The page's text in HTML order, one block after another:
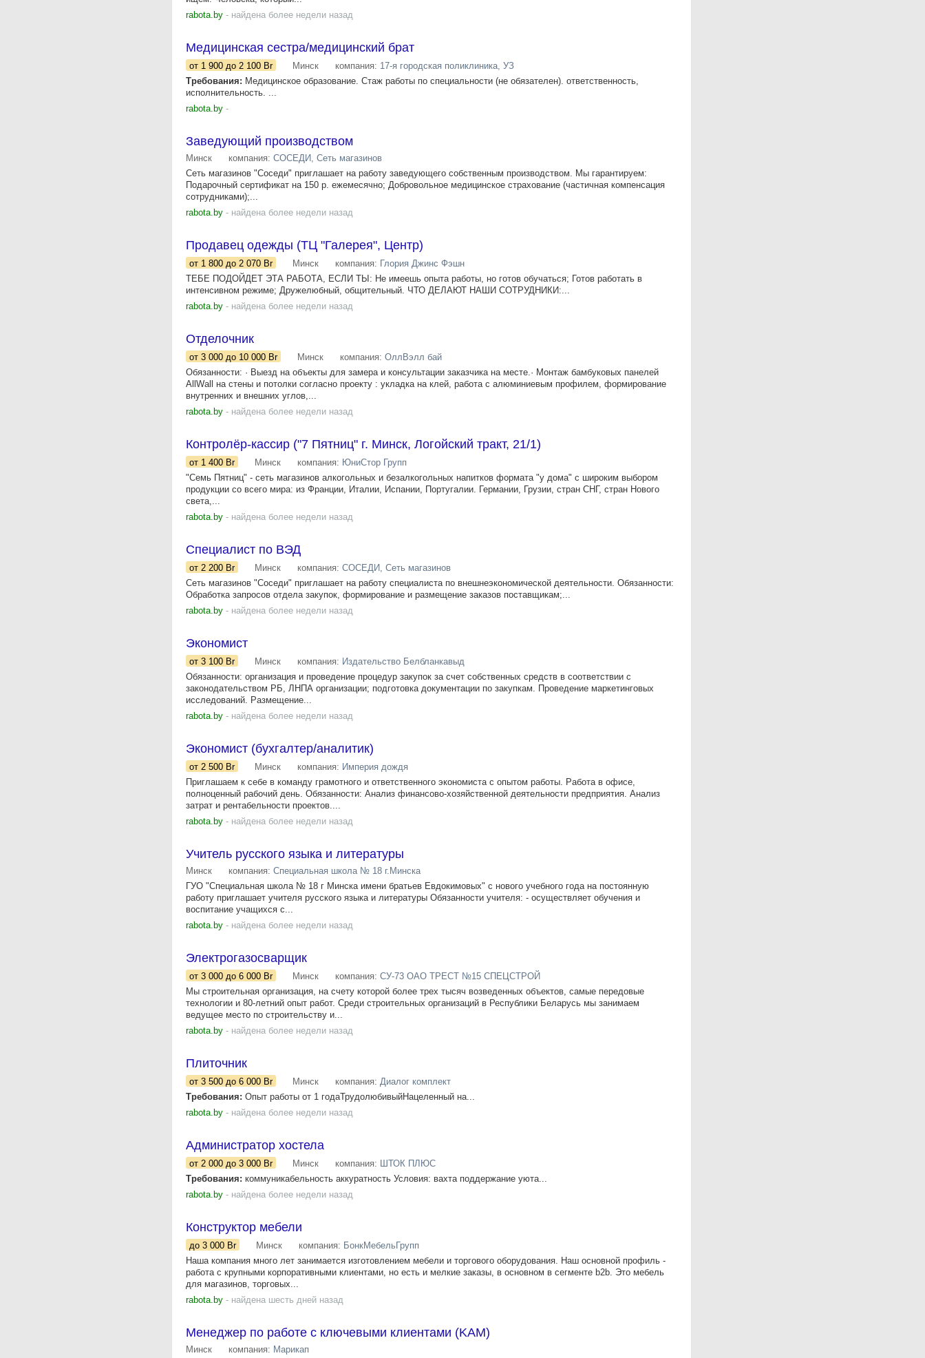
rabota.by - найдена более недели назад
Медицинская сестра/медицинский брат
от 1 900 до 2 100 Br Минск компания: 17-я городская поликлиника, УЗ
Требования: Медицинское образование. Стаж работы по специальности (не обязателен). ответственность,
исполнительность. ...
rabota.by -
Заведующий производством
Минск компания: СОСЕДИ, Сеть магазинов
Сеть магазинов "Соседи" приглашает на работу заведующего собственным производством. Мы гарантируем:
Подарочный сертификат на 150 р. ежемесячно; Добровольное медицинское страхование (частичная компенсация
сотрудниками);...
rabota.by - найдена более недели назад
Продавец одежды (ТЦ "Галерея", Центр)
от 1 800 до 2 070 Br Минск компания: Глория Джинс Фэшн
ТЕБЕ ПОДОЙДЕТ ЭТА РАБОТА, ЕСЛИ ТЫ: Не имеешь опыта работы, но готов обучаться; Готов работать в
интенсивном режиме; Дружелюбный, общительный. ЧТО ДЕЛАЮТ НАШИ СОТРУДНИКИ:...
rabota.by - найдена более недели назад
Отделочник
от 3 000 до 10 000 Br Минск компания: ОллВэлл бай
Обязанности: · Выезд на объекты для замера и консультации заказчика на месте.· Монтаж бамбуковых панелей
AllWall на стены и потолки согласно проекту : укладка на клей, работа с алюминиевым профилем, формирование
внутренних и внешних углов,...
rabota.by - найдена более недели назад
Контролёр-кассир ("7 Пятниц" г. Минск, Логойский тракт, 21/1)
от 1 400 Br Минск компания: ЮниСтор Групп
"Семь Пятниц" - сеть магазинов алкогольных и безалкогольных напитков формата "у дома" с широким выбором
продукции со всего мира: из Франции, Италии, Испании, Португалии. Германии, Грузии, стран СНГ, стран Нового
света,...
rabota.by - найдена более недели назад
Специалист по ВЭД
от 2 200 Br Минск компания: СОСЕДИ, Сеть магазинов
Сеть магазинов "Соседи" приглашает на работу специалиста по внешнеэкономической деятельности. Обязанности:
Обработка запросов отдела закупок, формирование и размещение заказов поставщикам;...
rabota.by - найдена более недели назад
Экономист
от 3 100 Br Минск компания: Издательство Белбланкавыд
Обязанности: организация и проведение процедур закупок за счет собственных средств в соответствии с
законодательством РБ, ЛНПА организации; подготовка документации по закупкам. Проведение маркетинговых
исследований. Размещение...
rabota.by - найдена более недели назад
Экономист (бухгалтер/аналитик)
от 2 500 Br Минск компания: Империя дождя
Приглашаем к себе в команду грамотного и ответственного экономиста с опытом работы. Работа в офисе,
полноценный рабочий день. Обязанности: Анализ финансово-хозяйственной деятельности предприятия. Анализ
затрат и рентабельности проектов....
rabota.by - найдена более недели назад
Учитель русского языка и литературы
Минск компания: Специальная школа № 18 г.Минска
ГУО "Специальная школа № 18 г Минска имени братьев Евдокимовых" с нового учебного года на постоянную
работу приглашает учителя русского языка и литературы Обязанности учителя: - осуществляет обучения и
воспитание учащихся с...
rabota.by - найдена более недели назад
Электрогазосварщик
от 3 000 до 6 000 Br Минск компания: СУ-73 ОАО ТРЕСТ №15 СПЕЦСТРОЙ
Мы строительная организация, на счету которой более трех тысяч возведенных объектов, самые передовые
технологии и 80-летний опыт работ. Среди строительных организаций в Республики Беларусь мы занимаем
ведущее место по строительству и...
rabota.by - найдена более недели назад
Плиточник
от 3 500 до 6 000 Br Минск компания: Диалог комплект
Требования: Опыт работы от 1 годаТрудолюбивыйНацеленный на...
rabota.by - найдена более недели назад
Администратор хостела
от 2 000 до 3 000 Br Минск компания: ШТОК ПЛЮС
Требования: коммуникабельность аккуратность Условия: вахта поддержание уюта...
rabota.by - найдена более недели назад
Конструктор мебели
до 3 000 Br Минск компания: БонкМебельГрупп
Наша компания много лет занимается изготовлением мебели и торгового оборудования. Наш основной профиль -
работа с крупными корпоративными клиентами, но есть и мелкие заказы, в основном в сегменте b2b. Это мебель
для магазинов, торговых...
rabota.by - найдена шесть дней назад
Менеджер по работе с ключевыми клиентами (KAM)
Минск компания: Марикап